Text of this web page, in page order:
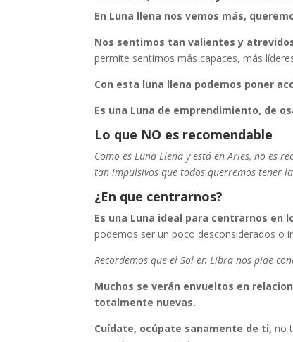
En Luna llena nos vemos más,
Nos sentimos tan valientes y
permite sentirnos más capaces, más
Con esta luna llena podemos poner
Es una Luna de emprendimiento, de
Lo que NO es recomendable
Como es Luna Llena y está en Aries, no es
tan impulsivos que todos querremos tener
¿En que centrarnos?
Es una Luna ideal para centrarnos en
podemos ser un poco desconsiderados o
Recordemos que el Sol en Libra nos pide
Muchos se verán envueltos en
totalmente nuevas.
Cuídate, ocúpate sanamente de ti, no